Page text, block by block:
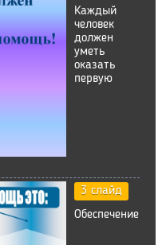
Каждый
человек
должен
уметь
оказать
первую
3 слайд
Обеспечение